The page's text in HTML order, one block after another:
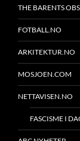
THE BARENTS
FOTBALL.NO
ARKITEKTUR.NO
MOSJOEN.COM
NETTAVISEN.NO
FASCISME I